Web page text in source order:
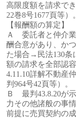
高限度額を請求で
22巻8号1677頁等）。
【報酬額の算定】
Ａ 委託者と仲介
酬合意があり、か
た場合→民法130条
額の請求を全部認
4.11.10詳解不動産
判964号42頁等）。
Ｂ 最判43.8.20が
力その他諸般の事
前提に売買契約の